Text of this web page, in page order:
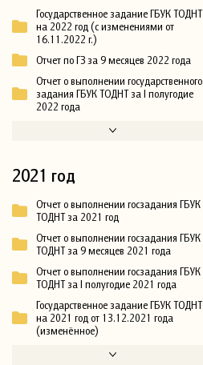
Государственное задание ГБУК ТОДНТ
на 2022 год (с изменениями от
16.11.2022 г.)
Отчет по ГЗ за 9 месяцев 2022 года
Отчет о выполнении государственного
задания ГБУК ТОДНТ за I полугодие
2022 года
2021 год
Отчет о выполнении госзадания ГБУК
ТОДНТ за 2021 год
Отчет о выполнении госзадания ГБУК
ТОДНТ за 9 месяцев 2021 года
Отчет о выполнении госзадания ГБУК
ТОДНТ за I полугодие 2021 года
Государственное задание ГБУК ТОДНТ
на 2021 год от 13.12.2021 года
(изменённое)